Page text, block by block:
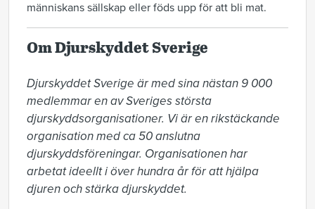
människans sällskap eller föds upp för att bli mat.
Om Djurskyddet Sverige
Djurskyddet Sverige är med sina nästan 9 000
medlemmar en av Sveriges största
djurskyddsorganisationer. Vi är en rikstäckande
organisation med ca 50 anslutna
djurskyddsföreningar. Organisationen har
arbetat ideellt i över hundra år för att hjälpa
djuren och stärka djurskyddet.